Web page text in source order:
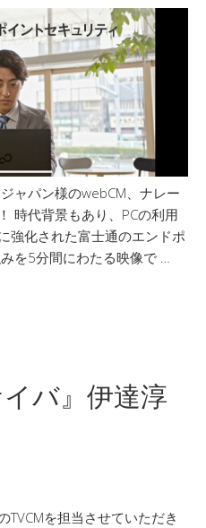
ャパン様のwebCM、ナレー
時代背景もあり、PCの利用
強化された富士通のエンドポ
を5分間にわたる映像で …
バ』伊達淳
を担当させていただき